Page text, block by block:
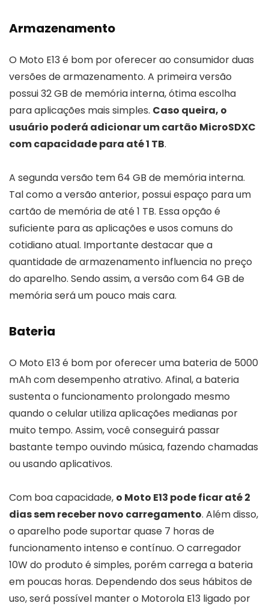
Armazenamento
O Moto E13 é bom por oferecer ao consumidor duas
versões de armazenamento. A primeira versão
possui 32 GB de memória interna, ótima escolha
para aplicações mais simples. Caso queira, o
usuário poderá adicionar um cartão MicroSDXC
com capacidade para até 1 TB.
A segunda versão tem 64 GB de memória interna.
Tal como a versão anterior, possui espaço para um
cartão de memória de até 1 TB. Essa opção é
suficiente para as aplicações e usos comuns do
cotidiano atual. Importante destacar que a
quantidade de armazenamento influencia no preço
do aparelho. Sendo assim, a versão com 64 GB de
memória será um pouco mais cara.
Bateria
O Moto E13 é bom por oferecer uma bateria de 5000
mAh com desempenho atrativo. Afinal, a bateria
sustenta o funcionamento prolongado mesmo
quando o celular utiliza aplicações medianas por
muito tempo. Assim, você conseguirá passar
bastante tempo ouvindo música, fazendo chamadas
ou usando aplicativos.
Com boa capacidade, o Moto E13 pode ficar até 2
dias sem receber novo carregamento. Além disso,
o aparelho pode suportar quase 7 horas de
funcionamento intenso e contínuo. O carregador
10W do produto é simples, porém carrega a bateria
em poucas horas. Dependendo dos seus hábitos de
uso, será possível manter o Motorola E13 ligado por